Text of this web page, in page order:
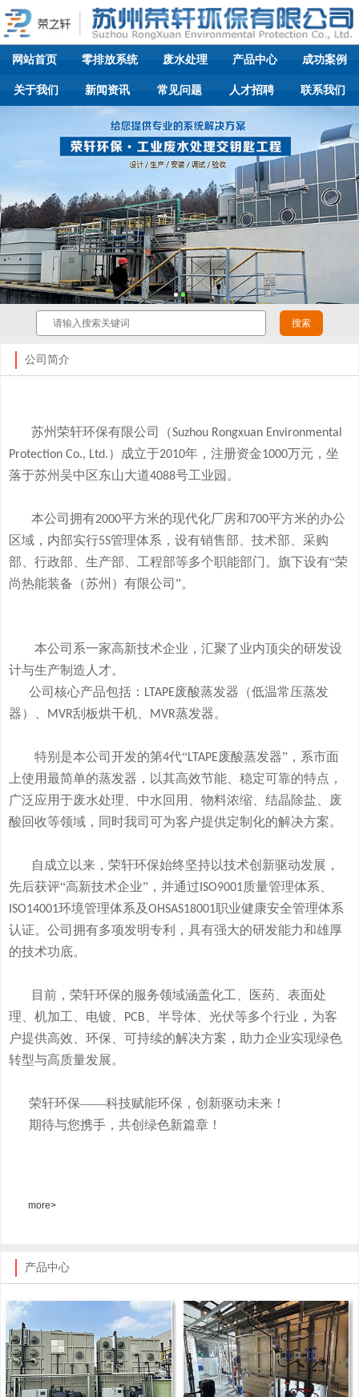
网站首页 零排放系统 废水处理 产品中心 成功案例
关于我们 新闻资讯 常见问题 人才招聘 联系我们
公司简介
苏州荣轩环保有限公司（Suzhou Rongxuan Environmental
Protection Co., Ltd.）成立于2010年，注册资金1000万元，坐
落于苏州吴中区东山大道4088号工业园。
本公司拥有2000平方米的现代化厂房和700平方米的办公
区域，内部实行5S管理体系，设有销售部、技术部、采购
部、行政部、生产部、工程部等多个职能部门。旗下设有“荣
尚热能装备（苏州）有限公司”。
本公司系一家高新技术企业，汇聚了业内顶尖的研发设
计与生产制造人才。
公司核心产品包括： LTAPE废酸蒸发器 （低温常压蒸发
器）、
MVR刮板烘干机、 MVR蒸发器。
特别是本公司开发的第4代“LTAPE废酸蒸发器” ，系市面
上使用最简单的蒸发器， 以其高效节能、稳定可靠的特点，
广泛应用于废水处理、中水回用、物料浓缩、结晶除盐、废
酸回收等领域， 同时我司可为客户提供定制化的解决方案。
自成立以来，荣轩环保始终坚持以技术创新驱动发展，
先后获评“高新技术企业”，并通过 ISO9001质量管理体系、
ISO14001环境管理体系及OHSAS18001职业健康安全管理体系
认证。公司拥有多项发明专利，具有强大的研发能力和雄厚
的技术功底。
目前，荣轩环保的服务领域涵盖化工、医药、表面处
理、机加工、电镀、
PCB
、半导体、光伏等多个行业，为客
户提供高效、环保、可持续的解决方案，助力企业实现绿色
转型与高质量发展。
荣轩环保——科技赋能环保，创新驱动未来！
期待与您携手，共创绿色新篇章！
more>
产品中心